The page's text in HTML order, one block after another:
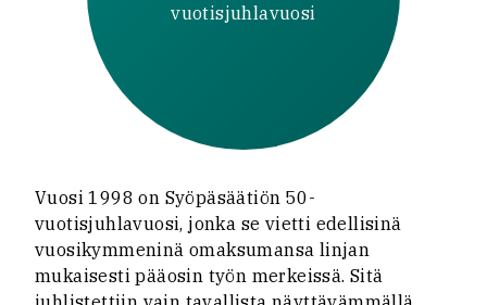
vuotisjuhlavuosi
Vuosi 1998 on Syöpäsäätiön 50-
vuotisjuhlavuosi, jonka se vietti edellisinä
vuosikymmeninä omaksumansa linjan
mukaisesti pääosin työn merkeissä. Sitä